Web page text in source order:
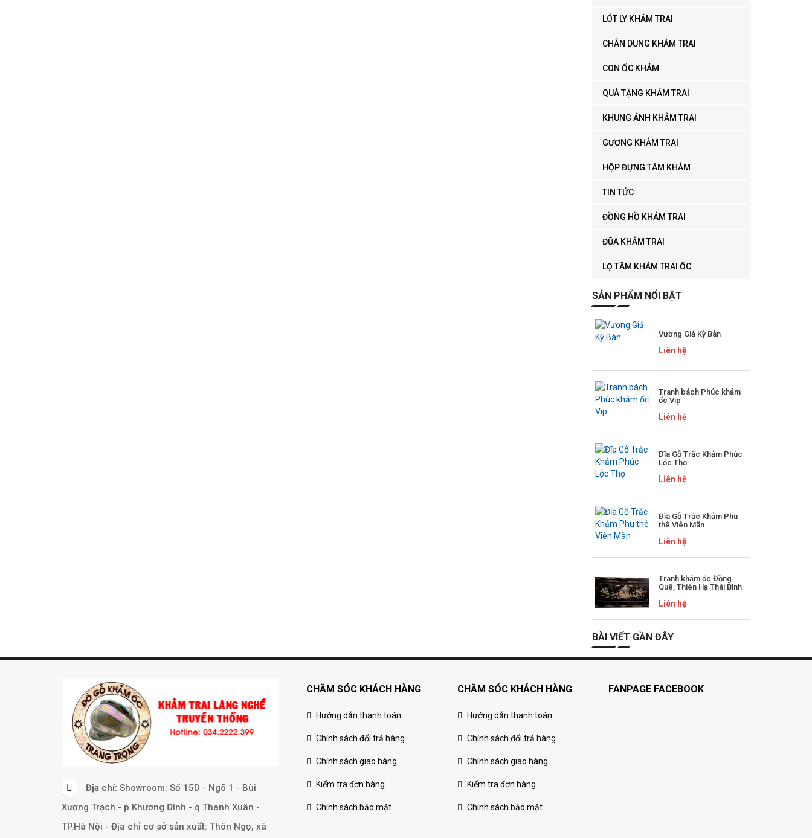
LÓT LY KHẢM TRAI
CHÂN DUNG KHẢM TRAI
CON ỐC KHẢM
QUÀ TẶNG KHẢM TRAI
KHUNG ẢNH KHẢM TRAI
GƯƠNG KHẢM TRAI
HỘP ĐỰNG TĂM KHẢM
TIN TỨC
ĐỒNG HỒ KHẢM TRAI
ĐŨA KHẢM TRAI
LỌ TĂM KHẢM TRAI ỐC
SẢN PHẨM NỔI BẬT
Vương Giả Kỳ Bàn
Liên hệ
Tranh bách Phúc khảm
ốc Vip
Liên hệ
Đĩa Gỗ Trắc Khảm Phúc
Lộc Thọ
Liên hệ
Đĩa Gỗ Trắc Khảm Phu
thê Viên Mãn
Liên hệ
Tranh khảm ốc Đồng
Quê, Thiên Hạ Thái Bình
Liên hệ
BÀI VIẾT GẦN ĐÂY
Địa chỉ: Showroom: Số 15D - Ngõ 1 - Bùi
Xương Trạch - p Khương Đình - q Thanh Xuân -
TP.Hà Nội - Địa chỉ cơ sở sản xuất: Thôn Ngọ, xã
CHĂM SÓC KHÁCH HÀNG
Hướng dẫn thanh toán
Chính sách đổi trả hàng
Chính sách giao hàng
Kiểm tra đơn hàng
Chính sách bảo mật
CHĂM SÓC KHÁCH HÀNG
Hướng dẫn thanh toán
Chính sách đổi trả hàng
Chính sách giao hàng
Kiểm tra đơn hàng
Chính sách bảo mật
FANPAGE FACEBOOK